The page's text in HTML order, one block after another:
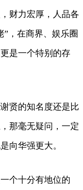
财力宏厚，人品各
”，在商界、娱乐圈
是一个特别的存
贤的知名度还是比
那毫无疑问，一定
向华强更大。
个十分有地位的